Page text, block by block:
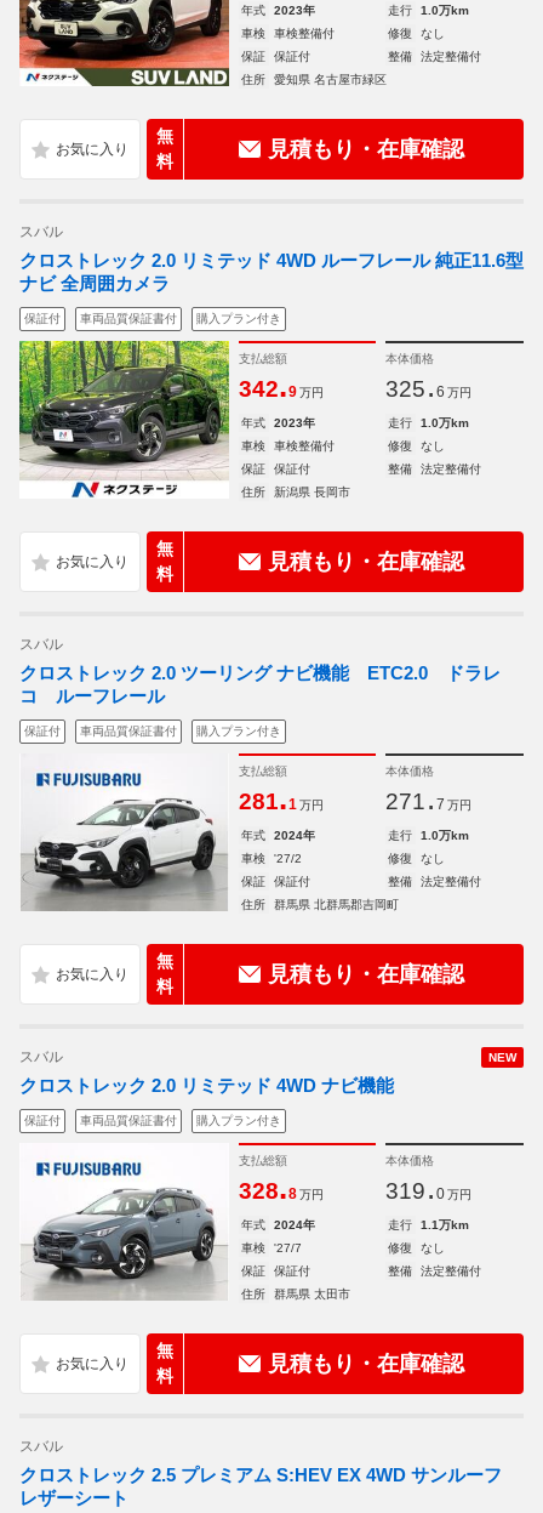
年式 2023年 走行
1.0万km
車検
車検整備付 修復
なし
保証
保証付 整備
法定整備付
住所
愛知県 名古屋市緑区
無
料
見積もり・在庫確認
スバル
クロストレック 2.0 リミテッド 4WD ルーフレール 純正11.6型
ナビ 全周囲カメラ
保証付 車両品質保証書付 購入プラン付き
支払総額
342.9 万円
本体価格
325. 6 万円
年式 2023年 走行
1.0万km
車検
車検整備付 修復
なし
保証
保証付 整備
法定整備付
住所
新潟県 長岡市
無
料
見積もり・在庫確認
スバル
クロストレック 2.0 ツーリング ナビ機能 ETC2.0 ドラレ
コ ルーフレール
保証付 車両品質保証書付 購入プラン付き
支払総額
281.1 万円
本体価格
271. 7 万円
年式 2024年 走行
1.0万km
車検
'27/2 修復
なし
保証
保証付 整備
法定整備付
住所
群馬県 北群馬郡吉岡町
無
料
見積もり・在庫確認
NEW
スバル
クロストレック 2.0 リミテッド 4WD ナビ機能
保証付 車両品質保証書付 購入プラン付き
支払総額
328.8 万円
本体価格
319. 0 万円
年式 2024年 走行
1.1万km
車検
'27/7 修復
なし
保証
保証付 整備
法定整備付
住所
群馬県 太田市
無
料
見積もり・在庫確認
スバル
クロストレック 2.5 プレミアム S:HEV EX 4WD サンルーフ
レザーシート